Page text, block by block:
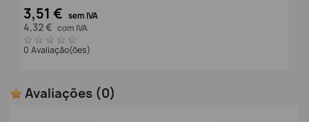
3,51 € sem IVA
4,32 € com IVA
0 Avaliação(ões)
Avaliações (0)